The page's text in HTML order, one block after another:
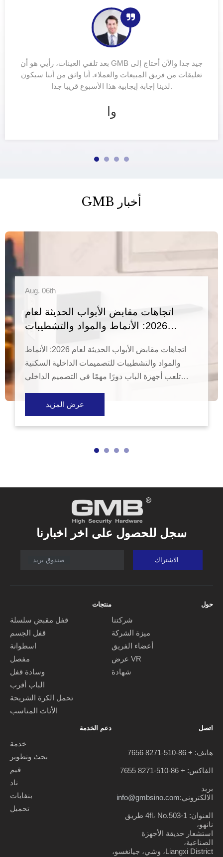
بعد تلقي العينات، رأيي هو أن GMB جيد جدا والآن أحتاج إلى
تعليقات من فريق المبيعات والعملاء. أنا واثق من أننا سيكون
لدينا إجابة إيجابية هذا الأسبوع قريبا جدا.
وا
أخبار GMB
Aug. 06th
اتجاهات مقابض الأبواب الحديثة لعام
2026: الأنماط والمواد والتشطيبات
اتجاهات مقابض الأبواب الحديثة لعام 2026: الأنماط
والمواد والتشطيبات للتصميمات الداخلية السكنية
تلعب أجهزة الباب دورًا مهمًا في التصميم الداخلي
مكونات صغيرة نسبيًا مقارنة بالأبواب والعناصر
المعمارية الأخرى، إلا أن لها تأثيرًا مباشرًا على الشكل
العام
عرض المزيد
سجل للحصول على اخر اخبارنا
صندوق بريد
منتجات
قفل مقبض سلسلة
قفل الجسم
اسطوانة
مفصل
وسادة قفل
الباب أقرب
تحمل الكرة الشريحة
الأثاث المناسب
حول
شركتنا
ميزة الشركة
أعضاء الفريق
عرض VR
شهادة
دعم الخدمة
خدمة
بحث وتطوير
قيم
ناد
بنفايات
تحميل
اتصل
هاتف: + 86-510-8271 7656
الفاكس: + 86-510-8271 7655
بريد
الالكتروني:info@gmbsino.com
العنوان: 4fl، No.503-1 طريق
نانهو،
استشعار حديقة الأجهزة
الصناعية،
Liangxi District، وشي، جيانغسو،